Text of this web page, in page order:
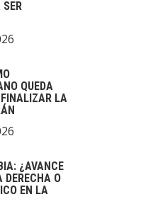
SER
QUEDA
LA
¿AVANCE
DERECHA O
EN LA